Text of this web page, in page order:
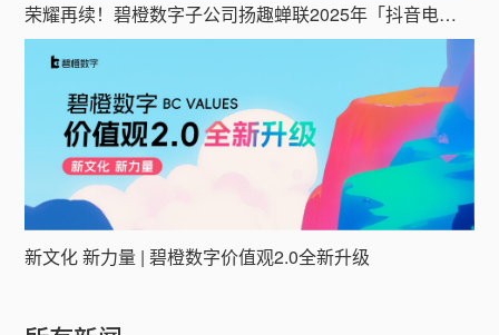
荣耀再续！碧橙数字子公司扬趣蝉联2025年「抖音电商钻石服务商」
新文化 新力量 | 碧橙数字价值观2.0全新升级